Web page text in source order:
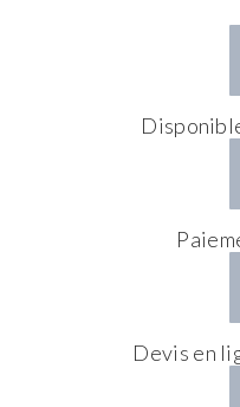
Devis en